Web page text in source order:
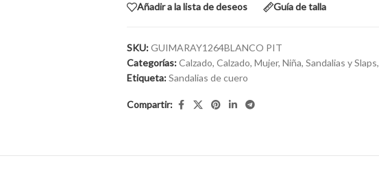
Añadir a la lista de deseos Guía de talla
SKU:GUIMARAY1264BLANCO PIT
Categorías:Calzado, Calzado, Mujer, Niña, Sandalias y Slaps,
Etiqueta:Sandalias de cuero
Compartir: